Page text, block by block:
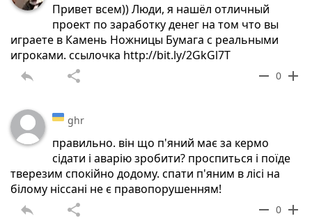
Привет всем)) Люди, я нашёл отличный
проект по заработку денег на том что вы
играете в Камень Ножницы Бумага с реальными
игроками. ссылочка http://bit.ly/2GkGl7T
reply share remove 0 add
ghr
правильно. він що п'яний має за кермо
сідати і аварію зробити? проспиться і поїде
тверезим спокійно додому. спати п'яним в лісі на
білому ніссані не є правопорушенням!
reply share remove 0 add